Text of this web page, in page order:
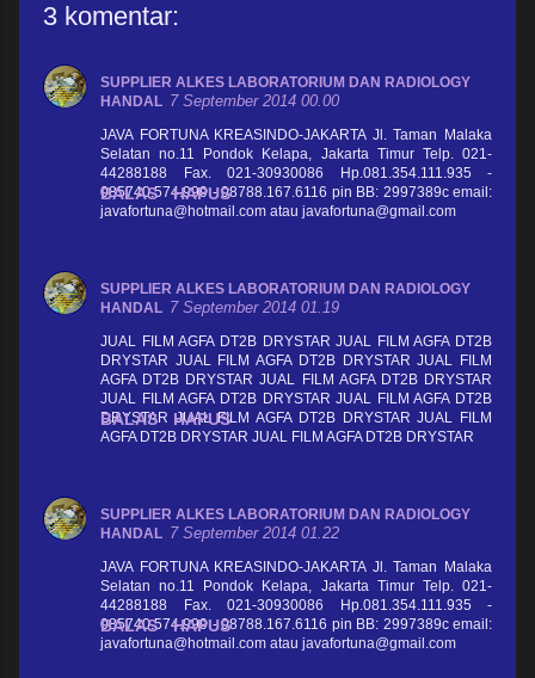
3 komentar:
SUPPLIER ALKES LABORATORIUM DAN RADIOLOGY
HANDAL 7 September 2014 00.00
JAVA FORTUNA KREASINDO-JAKARTA Jl. Taman Malaka
Selatan no.11 Pondok Kelapa, Jakarta Timur Telp. 021-
44288188 Fax. 021-30930086 Hp.081.354.111.935 -
085740.574.999 - 08788.167.6116 pin BB: 2997389c email:
javafortuna@hotmail.com atau javafortuna@gmail.com
BALAS HAPUS
SUPPLIER ALKES LABORATORIUM DAN RADIOLOGY
HANDAL 7 September 2014 01.19
JUAL FILM AGFA DT2B DRYSTAR JUAL FILM AGFA DT2B
DRYSTAR JUAL FILM AGFA DT2B DRYSTAR JUAL FILM
AGFA DT2B DRYSTAR JUAL FILM AGFA DT2B DRYSTAR
JUAL FILM AGFA DT2B DRYSTAR JUAL FILM AGFA DT2B
DRYSTAR JUAL FILM AGFA DT2B DRYSTAR JUAL FILM
AGFA DT2B DRYSTAR JUAL FILM AGFA DT2B DRYSTAR
BALAS HAPUS
SUPPLIER ALKES LABORATORIUM DAN RADIOLOGY
HANDAL 7 September 2014 01.22
JAVA FORTUNA KREASINDO-JAKARTA Jl. Taman Malaka
Selatan no.11 Pondok Kelapa, Jakarta Timur Telp. 021-
44288188 Fax. 021-30930086 Hp.081.354.111.935 -
085740.574.999 - 08788.167.6116 pin BB: 2997389c email:
javafortuna@hotmail.com atau javafortuna@gmail.com
BALAS HAPUS